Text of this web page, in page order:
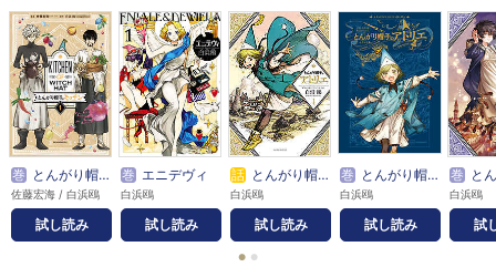
巻 とんがり帽子のキッチン
佐藤宏海 / 白浜鴎
試し読み
巻 エニデヴィ
白浜鴎
試し読み
話 とんがり帽子のアトリエ
白浜鴎
試し読み
巻 とんがり帽子のアトリエ イラスト集
白浜鴎
試し読み
巻 とんがり帽
白浜鴎
試
● ●